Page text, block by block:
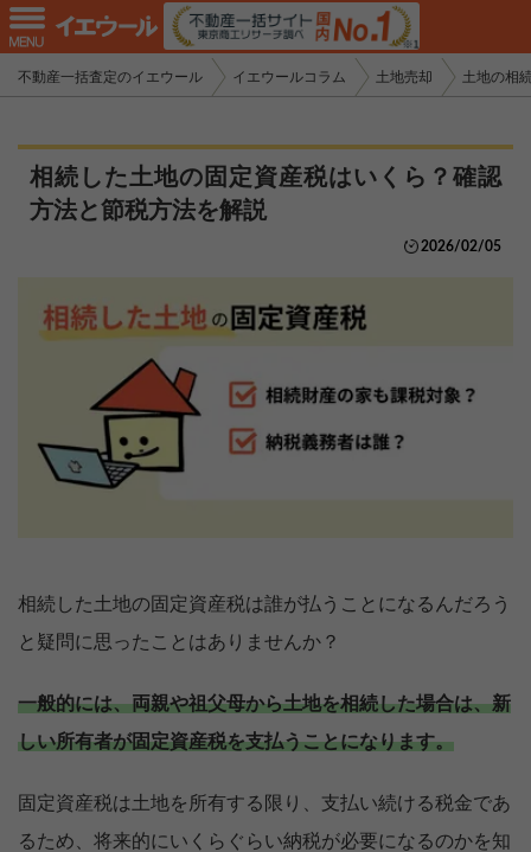
不動産一括査定のイエウール イエウールコラム 土地売却 土地の相
相続した土地の固定資産税はいくら？確認
方法と節税方法を解説
2026/02/05
相続した土地の固定資産税は誰が払うことになるんだろう
と疑問に思ったことはありませんか？
一般的には、両親や祖父母から土地を相続した場合は、新
しい所有者が固定資産税を支払うことになります。
固定資産税は土地を所有する限り、支払い続ける税金であ
るため、将来的にいくらぐらい納税が必要になるのかを知